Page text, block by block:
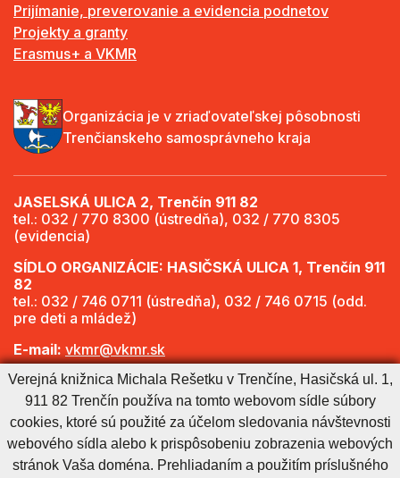
Prijímanie, preverovanie a evidencia podnetov
Projekty a granty
Erasmus+ a VKMR
Organizácia je v zriaďovateľskej pôsobnosti
Trenčianskeho samosprávneho kraja
JASELSKÁ ULICA 2, Trenčín 911 82
tel.: 032 / 770 8300 (ústredňa), 032 / 770 8305
(evidencia)
SÍDLO ORGANIZÁCIE: HASIČSKÁ ULICA 1, Trenčín 911
82
tel.: 032 / 746 0711 (ústredňa), 032 / 746 0715 (odd.
pre deti a mládež)
E-mail: vkmr@vkmr.sk
Web: http://www.vkmr.sk
Viac informácií - Otváracie hodiny
Cookies nastavenieCookies - viac informáciíVyhlásenie o prístupnosti
Verejná knižnica Michala Rešetku v Trenčíne, Hasičská ul. 1,
911 82 Trenčín používa na tomto webovom sídle súbory
cookies, ktoré sú použité za účelom sledovania návštevnosti
webového sídla alebo k prispôsobeniu zobrazenia webových
stránok Vaša doména. Prehliadaním a použitím príslušného